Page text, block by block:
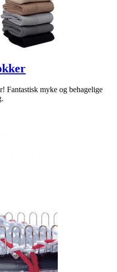
Fantastisk myke og behagelige